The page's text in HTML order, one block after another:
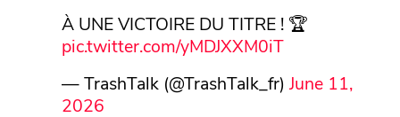
À UNE VICTOIRE DU TITRE ! 🏆
pic.twitter.com/yMDJXXM0iT
— TrashTalk (@TrashTalk_fr) June 11,
2026